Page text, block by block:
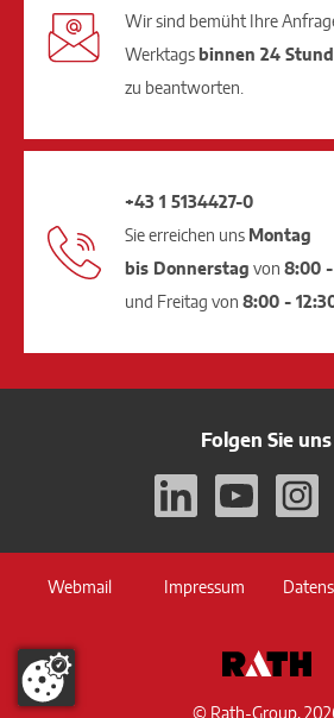
Wir sind bemüht Ihre
Werktagsbinnen 24
zu beantworten.
+43 1 5134427-0
Sie erreichen uns Montag
bis Donnerstag von 8:00 -
und Freitag von 8:00 -
Folgen Sie uns
Webmail Impressum
© Rath-Group,